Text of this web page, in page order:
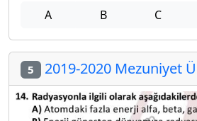
A B C
5 2019-2020 Mezuniyet